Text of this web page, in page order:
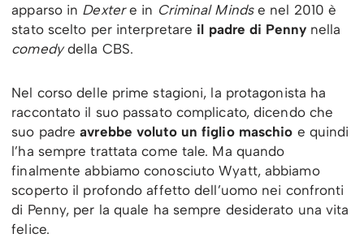
apparso in Dextere in Criminal Mindse nel 2010 è
stato scelto per interpretare il padre di Pennynella
comedydella CBS.
Nel corso delle prime stagioni, la protagonista ha
raccontato il suo passato complicato, dicendo che
suo padreavrebbe voluto un figlio maschio e quindi
l’ha sempre trattata come tale. Ma quando
finalmente abbiamo conosciuto Wyatt, abbiamo
scoperto il profondo affetto dell’uomo nei confronti
di Penny, per la quale ha sempre desiderato una vita
felice.